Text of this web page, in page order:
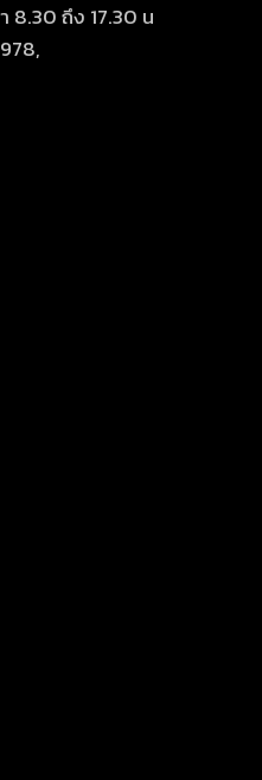
8.30 ถึง 17.30 น